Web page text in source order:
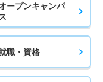
ープンキャンパ
ス
職・資格